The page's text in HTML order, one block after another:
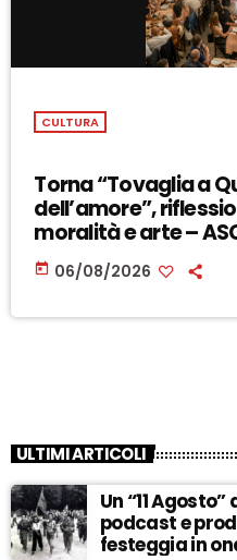
CULTURA
Torna “Tovaglia a
dell’amore”,
moralità e arte –
today 06/08/2026
ULTIMI ARTICOLI
Un “11
podcast e
festeggia in